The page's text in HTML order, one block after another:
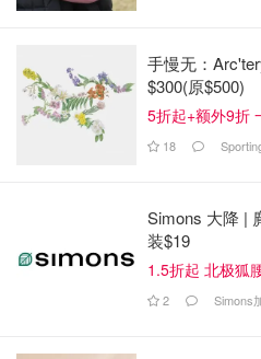
36号Finch路线的违法行为最
路Eglinton West和29路Dufferin
手慢无：
$300(原$500)
5折起+额外9折
18
Simons 大降 |
装$19
1.5折起 北极狐
2 Simons